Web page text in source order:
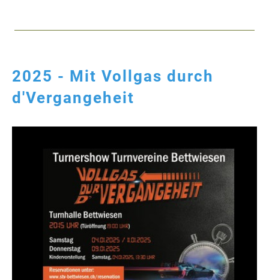
2025 - Mit Vollgas durch
d'Vergangeheit